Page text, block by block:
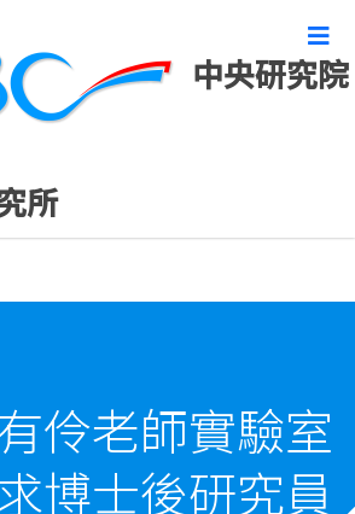
中央研究院
所
徵才
伶老師實驗室
博士後研究員